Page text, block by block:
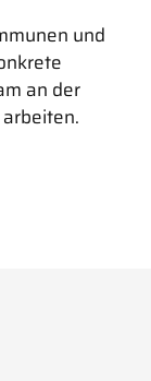
und
an der